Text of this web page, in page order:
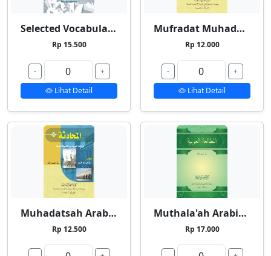
Selected Vocabularies 2
Rp 15.500
-
+
Lihat Detail
Mufradat Muhadatsah
Rp 12.000
-
+
Lihat Detail
Muhadatsah Arabiyyah
Rp 12.500
Muthala'ah Arabiyyah
Rp 17.000